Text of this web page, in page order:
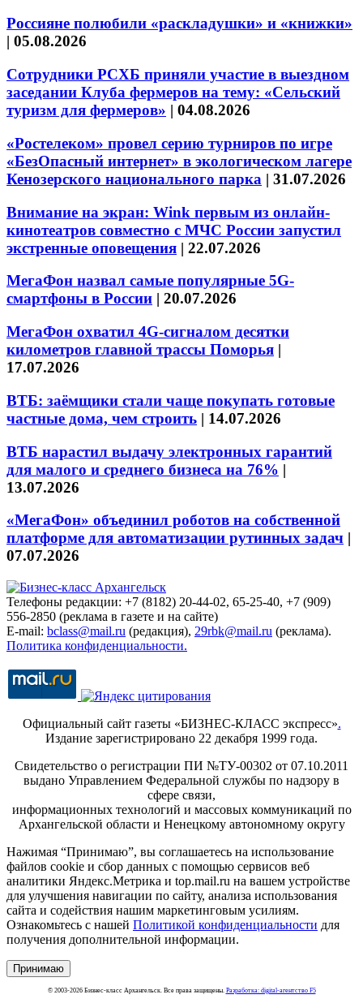
Россияне полюбили «раскладушки» и «книжки»
| 05.08.2026
Сотрудники РСХБ приняли участие в выездном
заседании Клуба фермеров на тему: «Сельский
туризм для фермеров» | 04.08.2026
«Ростелеком» провел серию турниров по игре
«БезОпасный интернет» в экологическом лагере
Кенозерского национального парка | 31.07.2026
Внимание на экран: Wink первым из онлайн-
кинотеатров совместно с МЧС России запустил
экстренные оповещения | 22.07.2026
МегаФон назвал самые популярные 5G-
смартфоны в России | 20.07.2026
МегаФон охватил 4G-сигналом десятки
километров главной трассы Поморья |
17.07.2026
ВТБ: заёмщики стали чаще покупать готовые
частные дома, чем строить | 14.07.2026
ВТБ нарастил выдачу электронных гарантий
для малого и среднего бизнеса на 76% |
13.07.2026
«МегаФон» объединил роботов на собственной
платформе для автоматизации рутинных задач |
07.07.2026
Телефоны редакции: +7 (8182) 20-44-02, 65-25-40, +7 (909)
556-2850 (реклама в газете и на сайте)
E-mail: bclass@mail.ru (редакция), 29rbk@mail.ru (реклама).
Политика конфиденциальности.
Официальный сайт газеты «БИЗНЕС-КЛАСС экспресс».
Издание зарегистрировано 22 декабря 1999 года.
Свидетельство о регистрации ПИ №ТУ-00302 от 07.10.2011
выдано Управлением Федеральной службы по надзору в
сфере связи,
информационных технологий и массовых коммуникаций по
Архангельской области и Ненецкому автономному округу
Нажимая “Принимаю”, вы соглашаетесь на использование
файлов cookie и сбор данных с помощью сервисов веб
аналитики Яндекс.Метрика и top.mail.ru на вашем устройстве
для улучшения навигации по сайту, анализа использования
сайта и содействия нашим маркетинговым усилиям.
Ознакомьтесь с нашей Политикой конфиденциальности для
получения дополнительной информации.
Принимаю
© 2003-2026 Бизнес-класс Архангельск. Все права защищены. Разработка: digital-агентство F5